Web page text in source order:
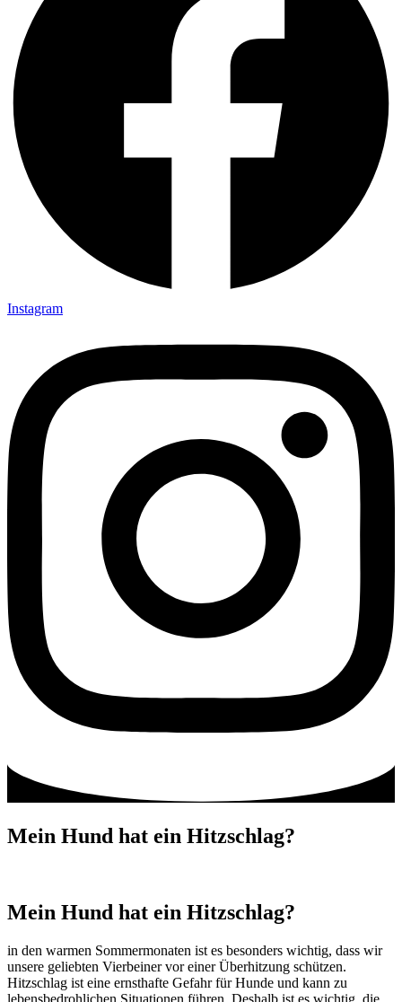
Instagram
Mein Hund hat ein Hitzschlag?
Mein Hund hat ein Hitzschlag?
in den warmen Sommermonaten ist es besonders wichtig, dass wir
unsere geliebten Vierbeiner vor einer Überhitzung schützen.
Hitzschlag ist eine ernsthafte Gefahr für Hunde und kann zu
lebensbedrohlichen Situationen führen. Deshalb ist es wichtig, die